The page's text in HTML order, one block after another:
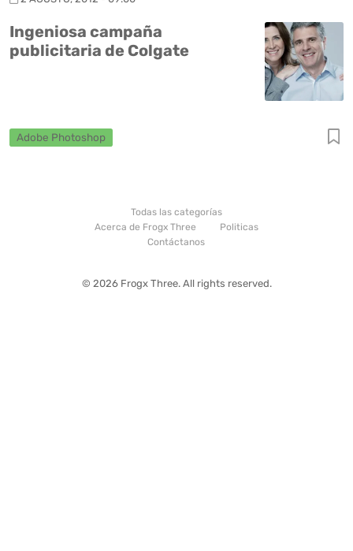
Ingeniosa campaña
publicitaria de Colgate
Adobe Photoshop
Todas las categorías
Acerca de Frogx Three
Politicas
Contáctanos
© 2026 Frogx Three. All rights reserved.